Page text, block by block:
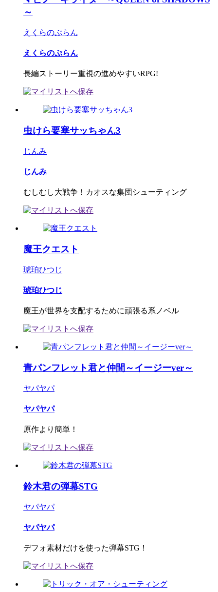
～
えくらのぷらん
えくらのぷらん
長編ストーリー重視の進めやすいRPG!
虫けら要塞サッちゃん3
じんみ
じんみ
むしむし大戦争！カオスな集団シューティング
魔王クエスト
琥珀ひつじ
琥珀ひつじ
魔王が世界を支配するために頑張る系ノベル
青パンフレット君と仲間～イージーver～
ヤパヤパ
ヤパヤパ
原作より簡単！
鈴木君の弾幕STG
ヤパヤパ
ヤパヤパ
デフォ素材だけを使った弾幕STG！